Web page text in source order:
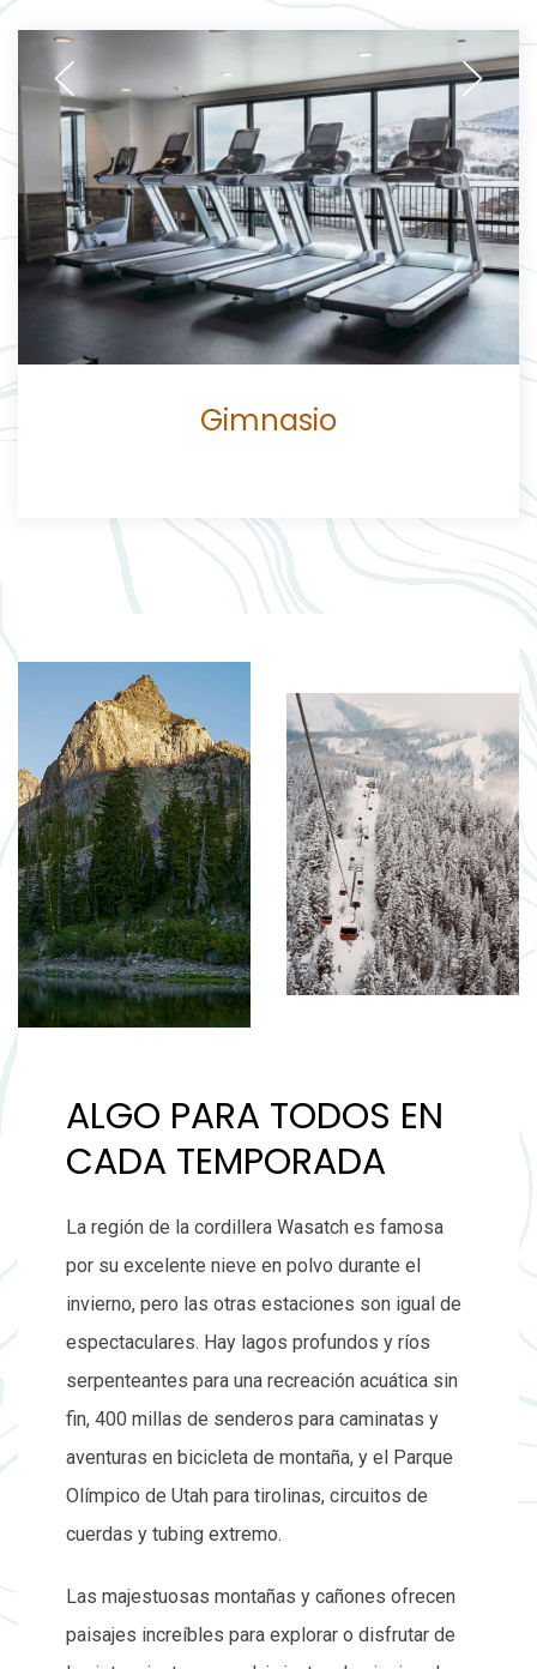
Gimnasio
Previous Next
ALGO PARA TODOS EN
CADA TEMPORADA
La región de la cordillera Wasatch es famosa
por su excelente nieve en polvo durante el
invierno, pero las otras estaciones son igual de
espectaculares. Hay lagos profundos y ríos
serpenteantes para una recreación acuática sin
fin, 400 millas de senderos para caminatas y
aventuras en bicicleta de montaña, y el Parque
Olímpico de Utah para tirolinas, circuitos de
cuerdas y tubing extremo.
Las majestuosas montañas y cañones ofrecen
paisajes increíbles para explorar o disfrutar de